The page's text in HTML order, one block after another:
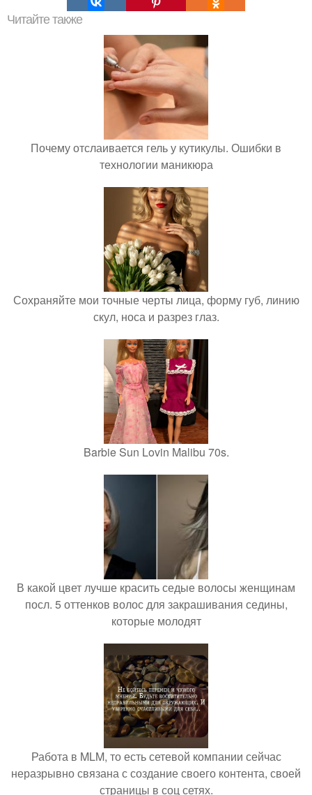
Читайте также
Почему отслаивается гель у кутикулы. Ошибки в
технологии маникюра
Сохраняйте мои точные черты лица, форму губ, линию
скул, носа и разрез глаз.
Barbie Sun Lovin Malibu 70s.
В какой цвет лучше красить седые волосы женщинам
посл. 5 оттенков волос для закрашивания седины,
которые молодят
Работа в MLM, то есть сетевой компании сейчас
неразрывно связана с создание своего контента, своей
страницы в соц сетях.